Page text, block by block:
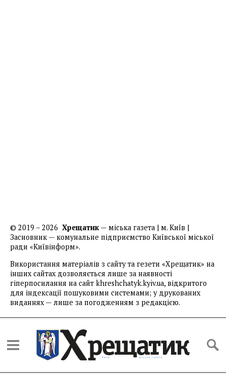
© 2019 – 2026 Хрещатик— міська газета | м. Київ |
Засновник — комунальне підприємство Київської міської
ради «Київінформ».
Використання матеріалів з сайту та гезети «Хрещатик» на
інших сайтах дозволяється лише за наявності
гіперпосилання на сайт khreshchatyk.kyiv.ua, відкритого
для індексації пошуковими системами; у друкованих
виданнях — лише за погодженням з редакцією.